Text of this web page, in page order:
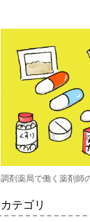
調剤薬局で働く薬剤師
カテゴリ